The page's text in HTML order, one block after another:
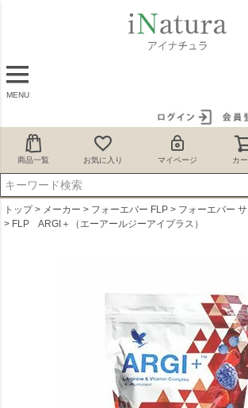
MENU
商品一覧 お気に入り マイページ カ
トップ メーカー フォーエバー FLP
フォーエバー
FLP ARGI＋（エーアールジーアイプラス）